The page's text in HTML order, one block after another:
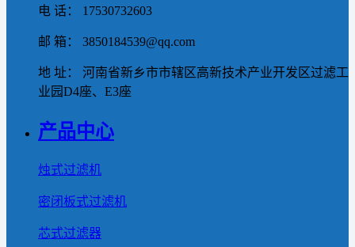
电 话： 17530732603
邮 箱： 3850184539@qq.com
地 址： 河南省新乡市市辖区高新技术产业开发区过滤工
业园D4座、E3座
产品中心
烛式过滤机
密闭板式过滤机
芯式过滤器